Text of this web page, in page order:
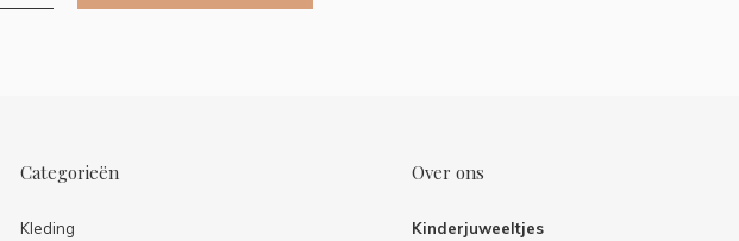
Categorieën
Kleding
Over ons
Kinderjuweeltjes